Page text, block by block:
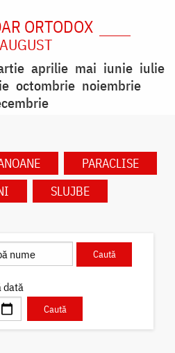
ORTODOX
aprilie mai iunie iulie
octombrie noiembrie
PARACLISE
SLUJBE
dată